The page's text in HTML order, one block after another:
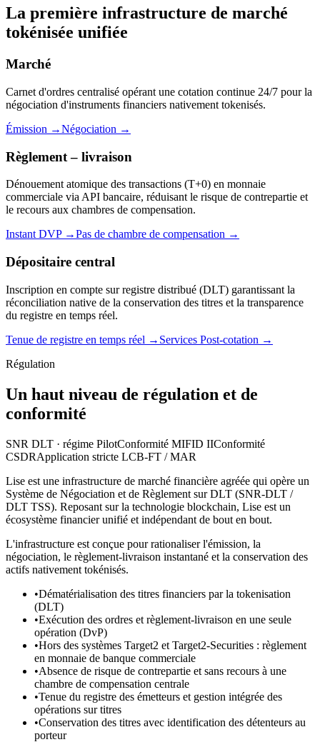
La première infrastructure de marché
tokénisée unifiée
Marché
Carnet d'ordres centralisé opérant une cotation continue 24/7 pour la
négociation d'instruments financiers nativement tokenisés.
Émission →Négociation →
Règlement – livraison
Dénouement atomique des transactions (T+0) en monnaie
commerciale via API bancaire, réduisant le risque de contrepartie et
le recours aux chambres de compensation.
Instant DVP→Pas de chambre de compensation →
Dépositaire central
Inscription en compte sur registre distribué (DLT) garantissant la
réconciliation native de la conservation des titres et la transparence
du registre en temps réel.
Tenue de registre en temps réel → Services Post-cotation →
Régulation
Un haut niveau de régulation et de
conformité
SNR DLT · régime PilotConformité MIFID IIConformité
CSDRApplication stricte LCB-FT / MAR
Lise est une infrastructure de marché financière agréée qui opère un
Système de Négociation et de Règlement sur DLT (SNR-DLT /
DLT TSS). Reposant sur la technologie blockchain, Lise est un
écosystème financier unifié et indépendant de bout en bout.
L'infrastructure est conçue pour rationaliser l'émission, la
négociation, le règlement-livraison instantané et la conservation des
actifs nativement tokénisés.
•Dématérialisation des titres financiers par la tokenisation
(DLT)
•Exécution des ordres et règlement-livraison en une seule
opération (DvP)
•Hors des systèmes Target2 et Target2-Securities : règlement
en monnaie de banque commerciale
•Absence de risque de contrepartie et sans recours à une
chambre de compensation centrale
•Tenue du registre des émetteurs et gestion intégrée des
opérations sur titres
•Conservation des titres avec identification des détenteurs au
porteur